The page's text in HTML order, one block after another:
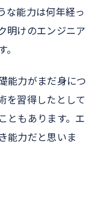
な能力は何年経っ
明けのエンジニア
能力がまだ身につ
を習得したとして
ともあります。エ
能力だと思いま